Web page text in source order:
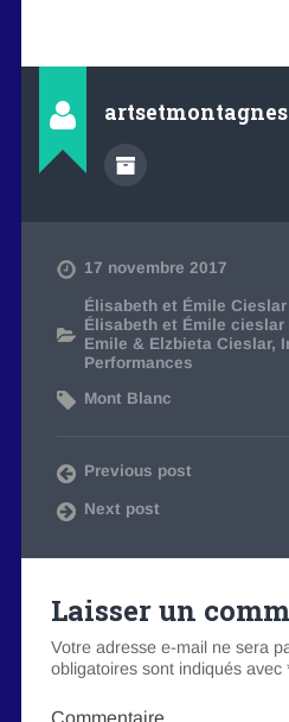
artsetmontagnes
17 novembre 2017
Élisabeth et Émile
Élisabeth et Émile cieslar
Emile & Elzbieta Cieslar,
Performances
Mont Blanc
Previous post
Next post
Laisser un
Votre adresse e-mail ne sera
obligatoires sont indiqués avec
Commentaire